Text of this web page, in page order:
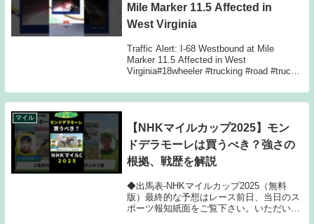
Mile Marker 11.5 Affected in
West Virginia
Traffic Alert: I-68 Westbound at Mile
Marker 11.5 Affected in West
Virginia#18wheeler #trucking #road #trucks
マイル
【NHKマイルカップ2025】モン
ドデラモーレは買うべき？強さの
根拠、戦歴を解説
◆出馬表-NHKマイルカップ2025（無料
版）最終的な予想はレース前日、当日のス
ポーツ報知紙面をご覧下さい。いただいた